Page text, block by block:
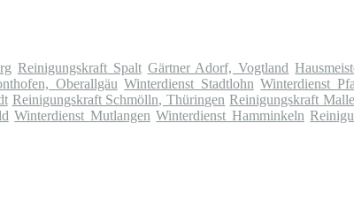
Reinigungskraft Spalt Gärtner Adorf, Vogtland
Oberallgäu Winterdienst Stadtlohn Winterdienst
Reinigungskraft Schmölln, Thüringen Reinigungskraft
Winterdienst Mutlangen Winterdienst Hamminkeln